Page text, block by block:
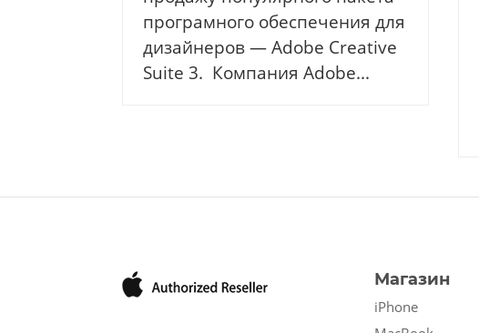
програмного обеспечения для
дизайнеров — Adobe Creative
Suite 3. Компания Adobe...
Магазин
iPhone